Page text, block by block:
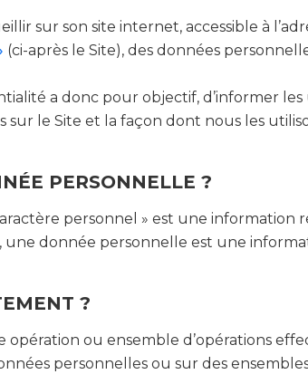
sur son site internet, accessible à
(ci-après le Site), des données
a donc pour objectif, d’informer
le Site et la façon dont nous les
PERSONNELLE ?
personnel » est une information
une donnée personnelle est une
?
ou ensemble d’opérations
personnelles ou sur des